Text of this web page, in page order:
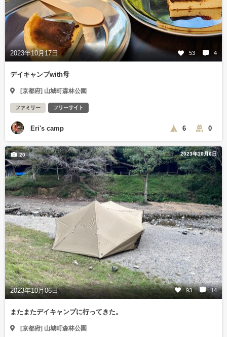
2023年10月17日 53 4
デイキャンプwith母
[京都府] 山城町森林公園
ファミリー フリーサイト
Eri's camp 6 0
2023年10月6日
2023年10月06日 93 14
20
またまたデイキャンプに行ってきた。
[京都府] 山城町森林公園